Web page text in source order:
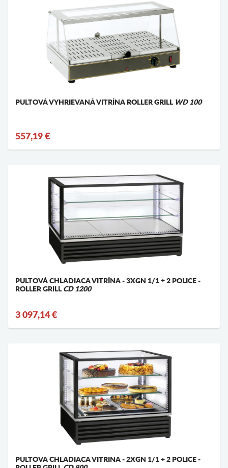
PULTOVÁ VYHRIEVANÁ VITRÍNA ROLLER GRILL WD 100
557,19 €
PULTOVÁ CHLADIACA VITRÍNA - 3XGN 1/1 + 2 POLICE -
ROLLER GRILL CD 1200
3 097,14 €
PULTOVÁ CHLADIACA VITRÍNA - 2XGN 1/1 + 2 POLICE -